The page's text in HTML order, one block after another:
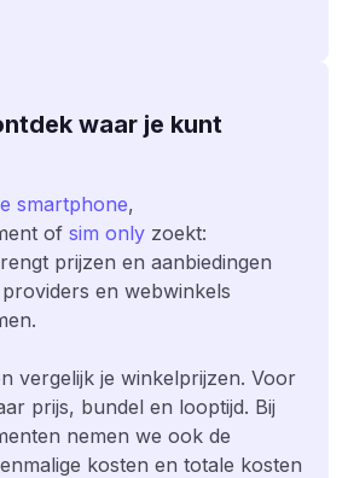
waar je kunt
smartphone,
of sim only zoekt:
prijzen en aanbiedingen
en webwinkels
vergelijk je winkelprijzen. Voor
prijs, bundel en looptijd. Bij
nemen we ook de
kosten en totale kosten